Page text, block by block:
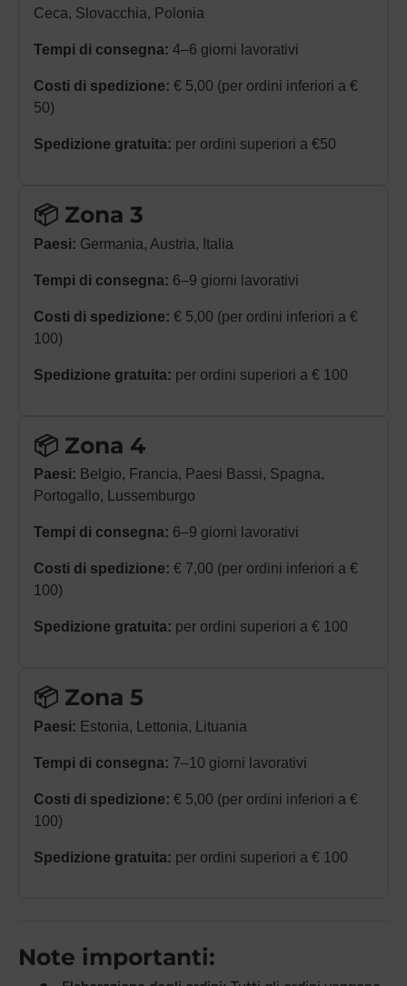
Ceca, Slovacchia, Polonia
Tempi di consegna: 4–6 giorni lavorativi
Costi di spedizione: € 5,00 (per ordini inferiori a €
50)
Spedizione gratuita: per ordini superiori a €50
📦 Zona 3
Paesi: Germania, Austria, Italia
Tempi di consegna: 6–9 giorni lavorativi
Costi di spedizione: € 5,00 (per ordini inferiori a €
100)
Spedizione gratuita: per ordini superiori a € 100
📦 Zona 4
Paesi: Belgio, Francia, Paesi Bassi, Spagna,
Portogallo, Lussemburgo
Tempi di consegna: 6–9 giorni lavorativi
Costi di spedizione: € 7,00 (per ordini inferiori a €
100)
Spedizione gratuita: per ordini superiori a € 100
📦 Zona 5
Paesi: Estonia, Lettonia, Lituania
Tempi di consegna: 7–10 giorni lavorativi
Costi di spedizione: € 5,00 (per ordini inferiori a €
100)
Spedizione gratuita: per ordini superiori a € 100
Note importanti: